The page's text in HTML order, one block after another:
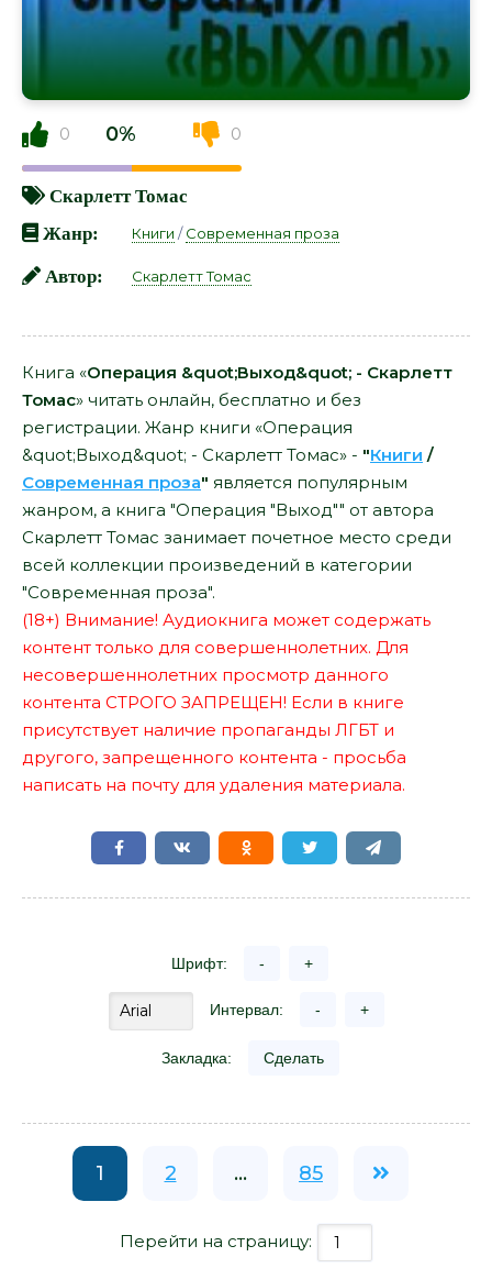
0 0% 0
Скарлетт Томас
Жанр:
Книги /Современная проза
Автор: Скарлетт Томас
Книга «Операция &quot;Выход&quot; - Скарлетт
Томас» читать онлайн, бесплатно и без
регистрации. Жанр книги «Операция
&quot;Выход&quot; - Скарлетт Томас» - "Книги /
Современная проза" является популярным
жанром, а книга "Операция "Выход"" от автора
Скарлетт Томас занимает почетное место среди
всей коллекции произведений в категории
"Современная проза".
(18+) Внимание! Аудиокнига может содержать
контент только для совершеннолетних. Для
несовершеннолетних просмотр данного
контента СТРОГО ЗАПРЕЩЕН! Если в книге
присутствует наличие пропаганды ЛГБТ и
другого, запрещенного контента - просьба
написать на почту для удаления материала.
Шрифт: - +
Интервал: - +
Закладка: Сделать
1 2 ... 85
Перейти на страницу: